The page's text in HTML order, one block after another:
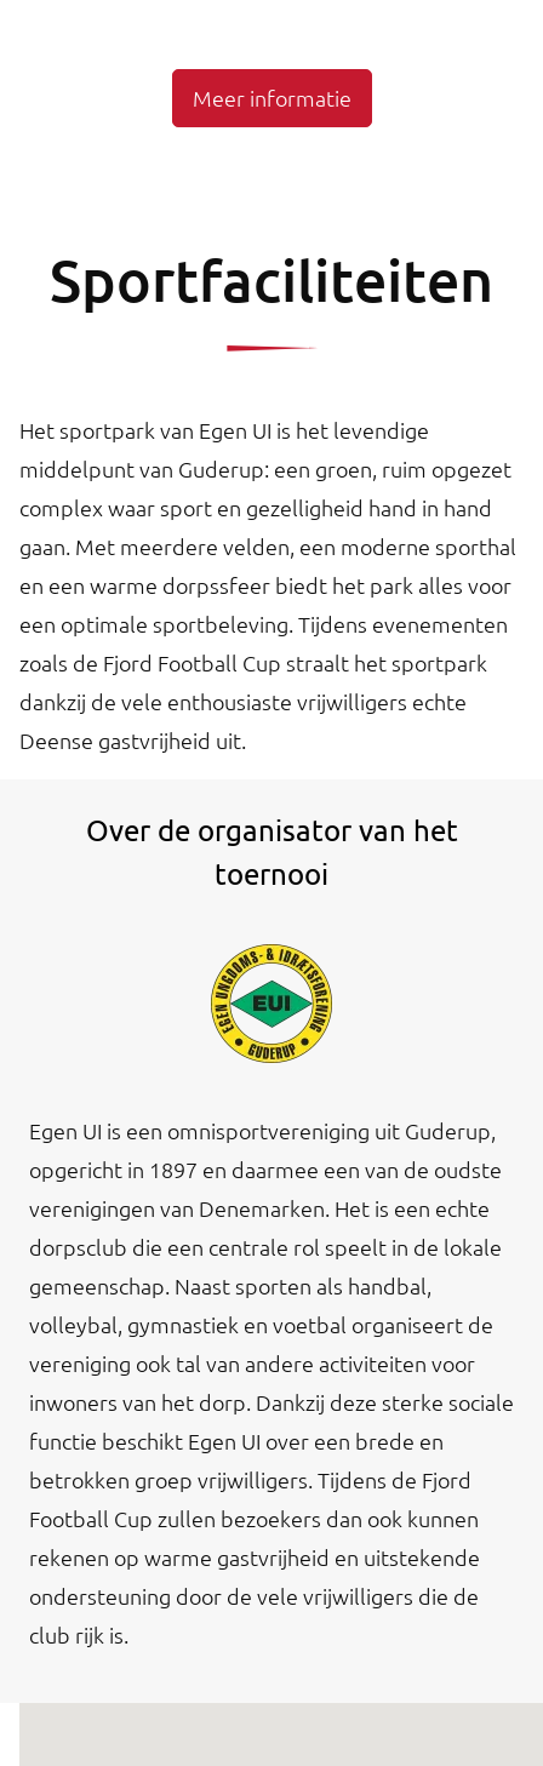
Meer informatie
Sportfaciliteiten
Het sportpark van Egen UI is het levendige
middelpunt van Guderup: een groen, ruim opgezet
complex waar sport en gezelligheid hand in hand
gaan. Met meerdere velden, een moderne sporthal
en een warme dorpssfeer biedt het park alles voor
een optimale sportbeleving. Tijdens evenementen
zoals de Fjord Football Cup straalt het sportpark
dankzij de vele enthousiaste vrijwilligers echte
Deense gastvrijheid uit.
Over de organisator van het
toernooi
Egen UI is een omnisportvereniging uit Guderup,
opgericht in 1897 en daarmee een van de oudste
verenigingen van Denemarken. Het is een echte
dorpsclub die een centrale rol speelt in de lokale
gemeenschap. Naast sporten als handbal,
volleybal, gymnastiek en voetbal organiseert de
vereniging ook tal van andere activiteiten voor
inwoners van het dorp. Dankzij deze sterke sociale
functie beschikt Egen UI over een brede en
betrokken groep vrijwilligers. Tijdens de Fjord
Football Cup zullen bezoekers dan ook kunnen
rekenen op warme gastvrijheid en uitstekende
ondersteuning door de vele vrijwilligers die de
club rijk is.